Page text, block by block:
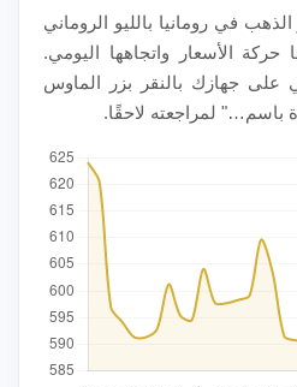
في رومانيا بالليو الروماني
موضحًا حركة الأسعار واتجاهها اليومي.
على جهازك بالنقر بزر الماوس
باسم…" لمراجعته لاحقًا.